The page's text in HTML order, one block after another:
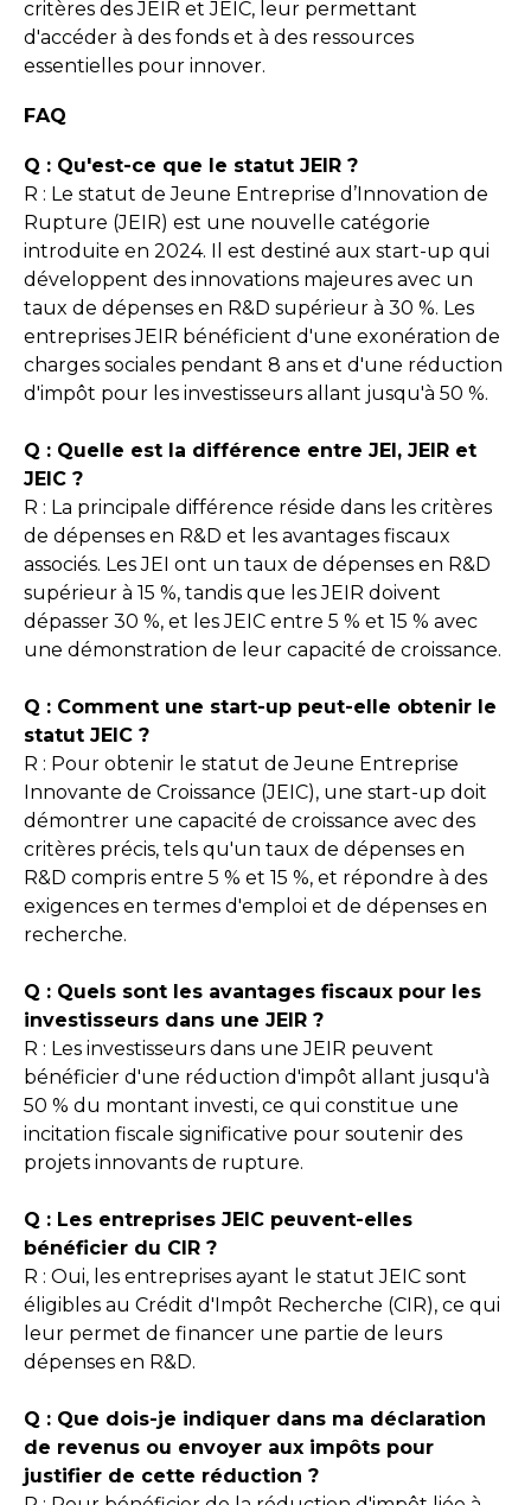
critères des JEIR et JEIC, leur permettant
d'accéder à des fonds et à des ressources
essentielles pour innover.
FAQ
Q : Qu'est-ce que le statut JEIR ?
R : Le statut de Jeune Entreprise d’Innovation de
Rupture (JEIR) est une nouvelle catégorie
introduite en 2024. Il est destiné aux start-up qui
développent des innovations majeures avec un
taux de dépenses en R&D supérieur à 30 %. Les
entreprises JEIR bénéficient d'une exonération de
charges sociales pendant 8 ans et d'une réduction
d'impôt pour les investisseurs allant jusqu'à 50 %.
Q : Quelle est la différence entre JEI, JEIR et
JEIC ?
R : La principale différence réside dans les critères
de dépenses en R&D et les avantages fiscaux
associés. Les JEI ont un taux de dépenses en R&D
supérieur à 15 %, tandis que les JEIR doivent
dépasser 30 %, et les JEIC entre 5 % et 15 % avec
une démonstration de leur capacité de croissance.
Q : Comment une start-up peut-elle obtenir le
statut JEIC ?
R : Pour obtenir le statut de Jeune Entreprise
Innovante de Croissance (JEIC), une start-up doit
démontrer une capacité de croissance avec des
critères précis, tels qu'un taux de dépenses en
R&D compris entre 5 % et 15 %, et répondre à des
exigences en termes d'emploi et de dépenses en
recherche.
Q : Quels sont les avantages fiscaux pour les
investisseurs dans une JEIR ?
R : Les investisseurs dans une JEIR peuvent
bénéficier d'une réduction d'impôt allant jusqu'à
50 % du montant investi, ce qui constitue une
incitation fiscale significative pour soutenir des
projets innovants de rupture.
Q : Les entreprises JEIC peuvent-elles
bénéficier du CIR ?
R : Oui, les entreprises ayant le statut JEIC sont
éligibles au Crédit d'Impôt Recherche (CIR), ce qui
leur permet de financer une partie de leurs
dépenses en R&D.
Q : Que dois-je indiquer dans ma déclaration
de revenus ou envoyer aux impôts pour
justifier de cette réduction ?